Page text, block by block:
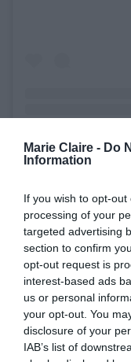
Marie Claire - Do
Information
If you wish to opt-
processing of your
targeted advertising
section to confirm
opt-out request is
interest-based ads
us or personal
your opt-out. You
disclosure of your
IAB’s list of
Λίγο νωρίτερα
ανάρτησή της
snowboard,
και
κατεβαίνει με
χιονοδρομικού,